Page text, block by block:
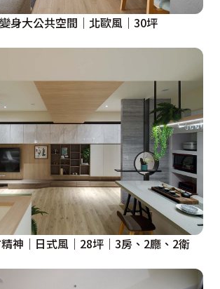
身大公共空間｜北歐風｜30坪
神｜日式風｜28坪｜3房、2廳、2衛